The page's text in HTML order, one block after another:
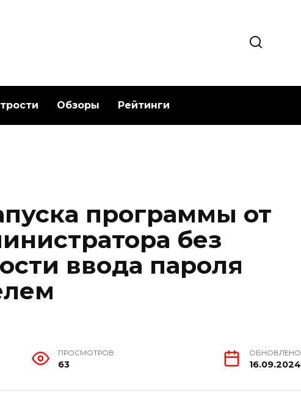
Обзоры Рейтинги
программы от
без
ввода пароля
ПРОСМОТРОВ
63
ОБНОВЛЕНО
16.09.2024